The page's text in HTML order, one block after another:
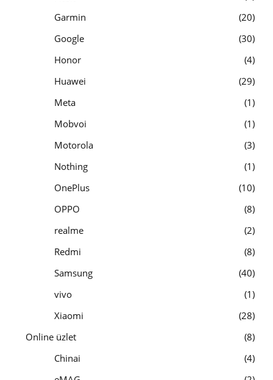
Garmin
20
Google
30
Honor
4
Huawei
29
Meta
1
Mobvoi
1
Motorola
3
Nothing
1
OnePlus
10
OPPO
8
realme
2
Redmi
8
Samsung
40
vivo
1
Xiaomi
28
Online üzlet
8
Chinai
4